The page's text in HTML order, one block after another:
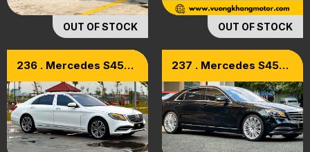
OUT OF STOCK OUT OF STOCK
236 . Mercedes S450
237 . Mercedes S450